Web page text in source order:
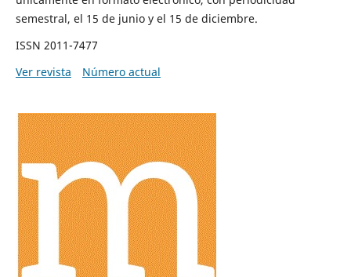
semestral, el 15 de junio y el 15 de diciembre.
ISSN 2011-7477
Ver revista
Número actual